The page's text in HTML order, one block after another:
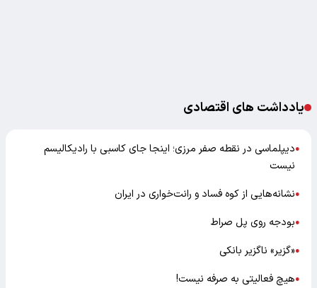
یادداشت های اقتصادی
●دیپلماسی در نقطه صفر مرزی؛ اینجا جای کاسبی با رادیکالیسم
نیست
●نشانه‌هایی از کوه فساد و رانت‌خواری در ایران
●بودجه روی پل صراط
●«گزیر» ناگزیر بانکی
●هیچ فعالیتی به صرفه نیست!